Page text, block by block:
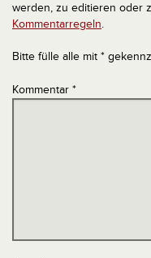
werden, zu editieren oder
Kommentarregeln.
Bitte fülle alle mit *
Kommentar *